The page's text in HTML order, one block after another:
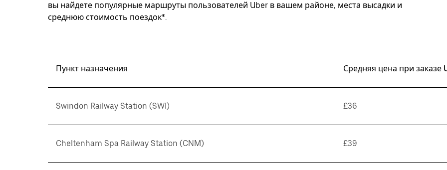
вы найдете популярные маршруты пользователей Uber в вашем районе, места высадки и
среднюю стоимость поездок*.
Пункт назначения Средняя цена при заказе
Swindon Railway Station (SWI) £36
Cheltenham Spa Railway Station (CNM) £39